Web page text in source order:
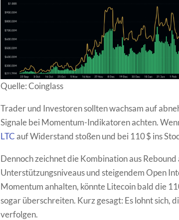
Quelle: Coinglass
Trader und Investoren sollten wachsam auf
Signale bei Momentum-Indikatoren achten.
LTCauf Widerstand stoßen und bei 110 $ ins
Dennoch zeichnet die Kombination aus
Unterstützungsniveaus und steigendem Open
Momentum anhalten, könnte Litecoin bald die
sogar überschreiten. Kurz gesagt: Es lohnt sich,
verfolgen.